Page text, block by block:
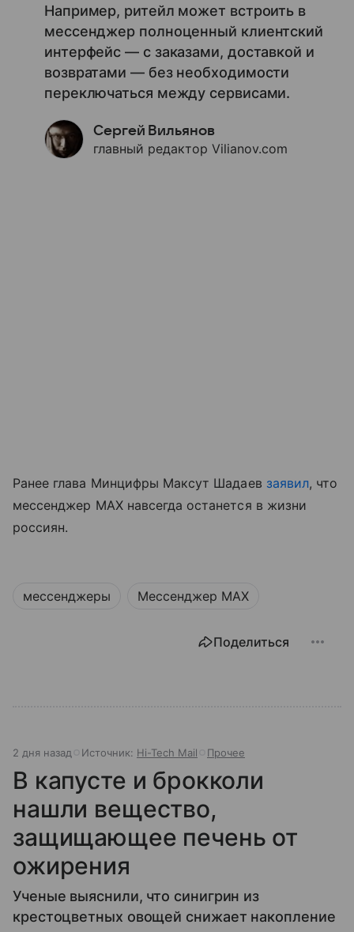
Например, ритейл может встроить в
мессенджер полноценный клиентский
интерфейс — с заказами, доставкой и
возвратами — без необходимости
переключаться между сервисами.
Сергей Вильянов
главный редактор Vilianov.com
Ранее глава Минцифры Максут Шадаев заявил, что
мессенджер MAX навсегда останется в жизни
россиян.
мессенджеры Мессенджер MAX
Поделиться
2 дня назад Источник: Hi-Tech Mail Прочее
В капусте и брокколи
нашли вещество,
защищающее печень от
ожирения
Ученые выяснили, что синигрин из
крестоцветных овощей снижает накопление